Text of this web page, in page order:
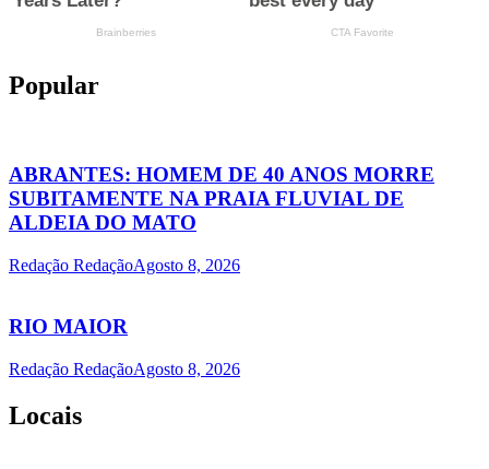
Popular
ABRANTES: HOMEM DE 40 ANOS MORRE
SUBITAMENTE NA PRAIA FLUVIAL DE
ALDEIA DO MATO
Redação RedaçãoAgosto 8, 2026
RIO MAIOR
Redação RedaçãoAgosto 8, 2026
Locais